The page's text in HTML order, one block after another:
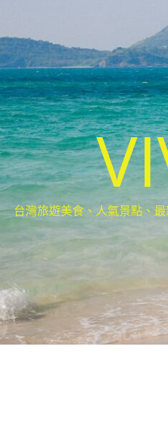
台灣旅遊美食、人氣景點、